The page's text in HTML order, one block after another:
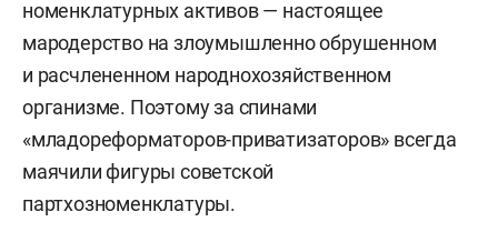
номенклатурных активов — настоящее
мародерство на злоумышленно обрушенном
и расчлененном народнохозяйственном
организме. Поэтому за спинами
«младореформаторов-приватизаторов» всегда
маячили фигуры советской
партхозноменклатуры.